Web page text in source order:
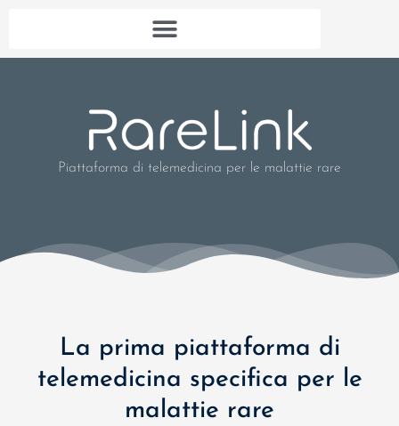
Piattaforma di telemedicina per le malattie rare
La prima piattaforma di
telemedicina specifica per le
malattie rare